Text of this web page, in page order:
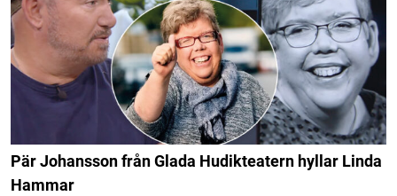
Pär Johansson från Glada Hudikteatern hyllar Linda
Hammar